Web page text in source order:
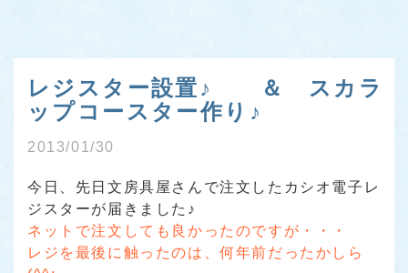
レジスター設置♪ ＆ スカラ
ップコースター作り♪
2013/01/30
今日、先日文房具屋さんで注文したカシオ電子レ
ジスターが届きました♪
ネットで注文しても良かったのですが・・・
レジを最後に触ったのは、何年前だったかしら